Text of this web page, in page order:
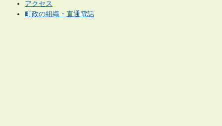
アクセス
町政の組織・直通電話